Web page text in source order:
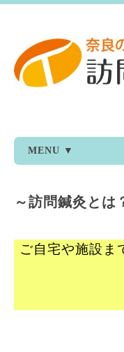
MENU ▼
～訪問鍼灸とは
ご自宅や施設ま